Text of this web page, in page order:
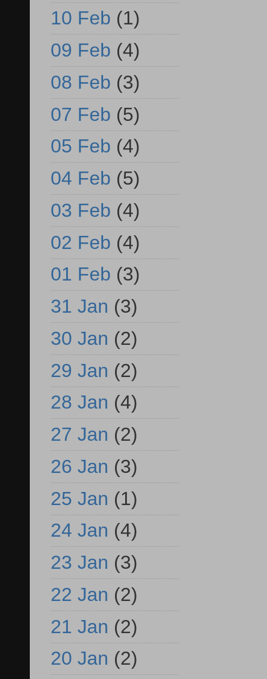
10 Feb (1)
09 Feb (4)
08 Feb (3)
07 Feb (5)
05 Feb (4)
04 Feb (5)
03 Feb (4)
02 Feb (4)
01 Feb (3)
31 Jan (3)
30 Jan (2)
29 Jan (2)
28 Jan (4)
27 Jan (2)
26 Jan (3)
25 Jan (1)
24 Jan (4)
23 Jan (3)
22 Jan (2)
21 Jan (2)
20 Jan (2)